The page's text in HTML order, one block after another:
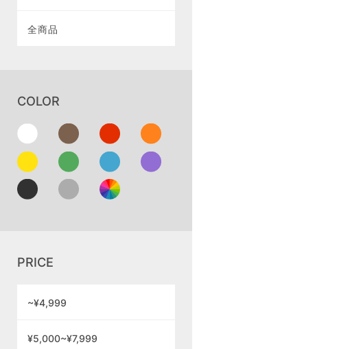
全商品
COLOR
PRICE
~¥4,999
¥5,000~¥7,999